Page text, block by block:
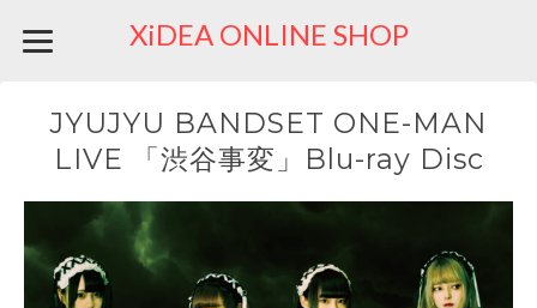
XiDEA ONLINE SHOP
JYUJYU BANDSET ONE-MAN
LIVE 「渋谷事変」Blu-ray Disc